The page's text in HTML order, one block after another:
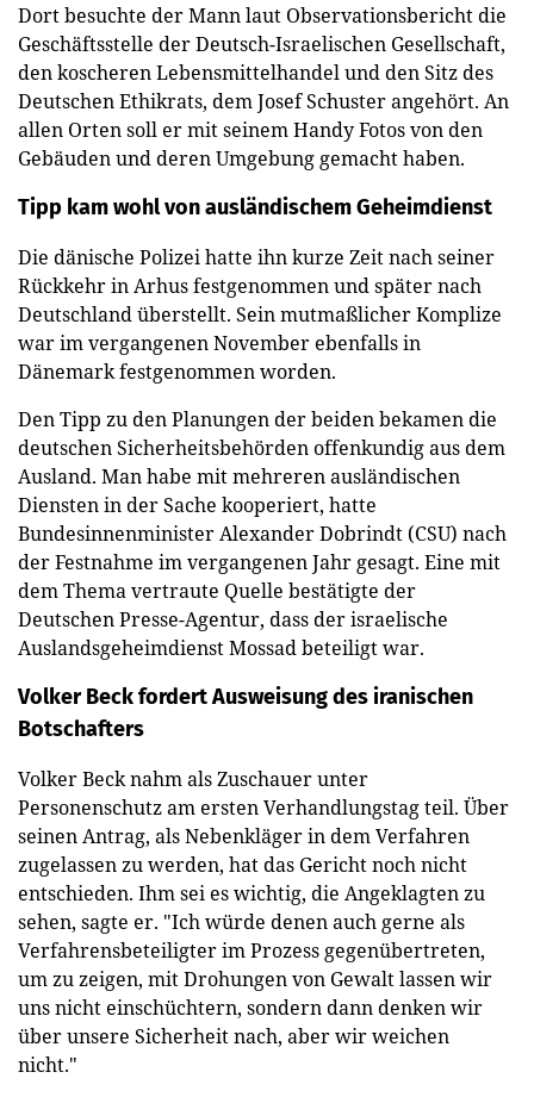
Dort besuchte der Mann laut Observationsbericht die
Geschäftsstelle der Deutsch-Israelischen Gesellschaft,
den koscheren Lebensmittelhandel und den Sitz des
Deutschen Ethikrats, dem Josef Schuster angehört. An
allen Orten soll er mit seinem Handy Fotos von den
Gebäuden und deren Umgebung gemacht haben.
Tipp kam wohl von ausländischem Geheimdienst
Die dänische Polizei hatte ihn kurze Zeit nach seiner
Rückkehr in Arhus festgenommen und später nach
Deutschland überstellt. Sein mutmaßlicher Komplize
war im vergangenen November ebenfalls in
Dänemark festgenommen worden.
Den Tipp zu den Planungen der beiden bekamen die
deutschen Sicherheitsbehörden offenkundig aus dem
Ausland. Man habe mit mehreren ausländischen
Diensten in der Sache kooperiert, hatte
Bundesinnenminister Alexander Dobrindt (CSU) nach
der Festnahme im vergangenen Jahr gesagt. Eine mit
dem Thema vertraute Quelle bestätigte der
Deutschen Presse-Agentur, dass der israelische
Auslandsgeheimdienst Mossad beteiligt war.
Volker Beck fordert Ausweisung des iranischen
Botschafters
Volker Beck nahm als Zuschauer unter
Personenschutz am ersten Verhandlungstag teil. Über
seinen Antrag, als Nebenkläger in dem Verfahren
zugelassen zu werden, hat das Gericht noch nicht
entschieden. Ihm sei es wichtig, die Angeklagten zu
sehen, sagte er. "Ich würde denen auch gerne als
Verfahrensbeteiligter im Prozess gegenübertreten,
um zu zeigen, mit Drohungen von Gewalt lassen wir
uns nicht einschüchtern, sondern dann denken wir
über unsere Sicherheit nach, aber wir weichen
nicht."